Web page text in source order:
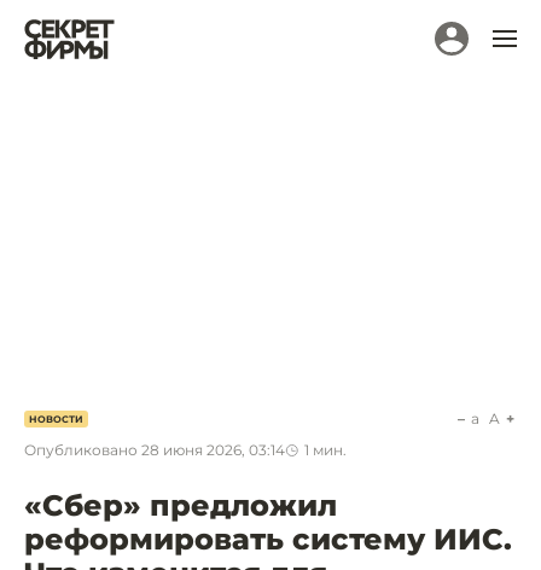
НОВОСТИ
Опубликовано 28 июня 2026, 03:14 1 мин.
a A
«Сбер» предложил
реформировать систему ИИС.